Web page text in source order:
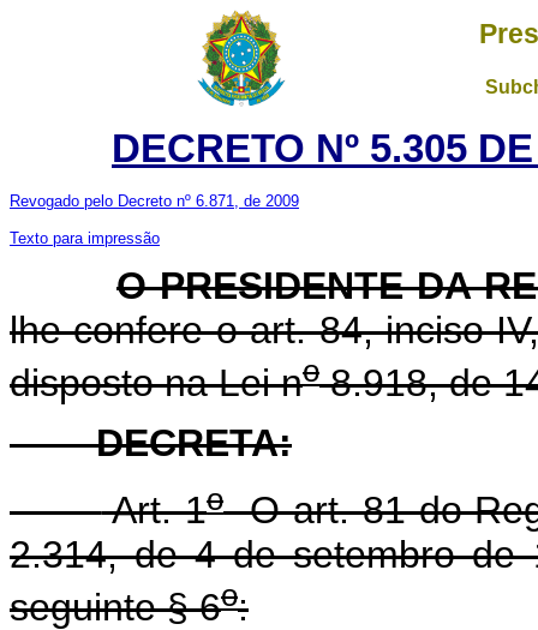
DECRETO Nº 5.305
Revogado pelo Decreto nº 6.871, de 2009
Texto para impressão
O PRESIDENTE DA
lhe confere o art. 84, inciso
disposto na Lei no8.918, de
DECRETA:
Art. 1oO art. 81 do
2.314, de 4 de setembro de
seguinte § 6o: